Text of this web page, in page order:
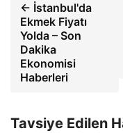
← İstanbul'da
Ekmek Fiyatı
Yolda – Son
Dakika
Ekonomisi
Haberleri
Tavsiye Edilen